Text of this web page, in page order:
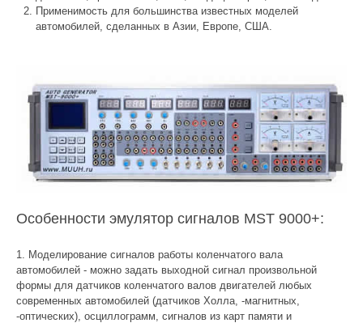
Применимость для большинства известных моделей
автомобилей, сделанных в Азии, Европе, США.
Особенности эмулятор сигналов MST 9000+:
1. Моделирование сигналов работы коленчатого вала
автомобилей - можно задать выходной сигнал произвольной
формы для датчиков коленчатого валов двигателей любых
современных автомобилей (датчиков Холла, -магнитных,
-оптических), осциллограмм, сигналов из карт памяти и